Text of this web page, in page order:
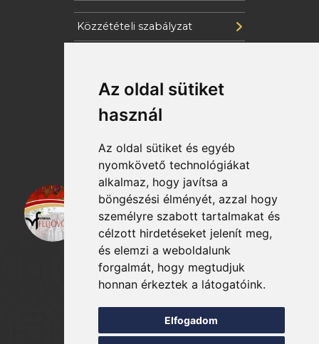
Az oldal sütiket
használ
Az oldal sütiket és egyéb
nyomkövető technológiákat
alkalmaz, hogy javítsa a
böngészési élményét, azzal hogy
személyre szabott tartalmakat és
célzott hirdetéseket jelenít meg,
és elemzi a weboldalunk
forgalmát, hogy megtudjuk
honnan érkeztek a látogatóink.
Elfogadom
Közzétételi szabályzat
Katasztrófavédelem